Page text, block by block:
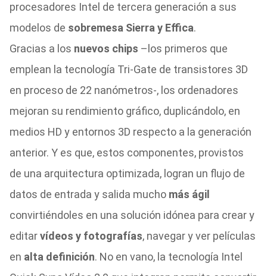
procesadores Intel de tercera generación a sus
modelos de sobremesa Sierra y Effica.
Gracias a los nuevos chips –los primeros que
emplean la tecnología Tri-Gate de transistores 3D
en proceso de 22 nanómetros-, los ordenadores
mejoran su rendimiento gráfico, duplicándolo, en
medios HD y entornos 3D respecto a la generación
anterior. Y es que, estos componentes, provistos
de una arquitectura optimizada, logran un flujo de
datos de entrada y salida mucho más ágil
convirtiéndoles en una solución idónea para crear y
editarvídeos y fotografías, navegar y ver películas
en alta definición. No en vano, la tecnología Intel